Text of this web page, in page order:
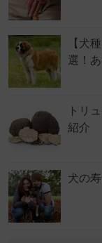
【犬
選！
トリ
紹介
犬の